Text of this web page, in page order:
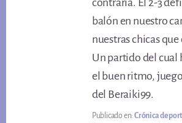
contraria. El 2-3
balón en nuestro
nuestras chicas
Un partido del cual
el buen ritmo,
del Beraiki99.
Publicado en:Crónica